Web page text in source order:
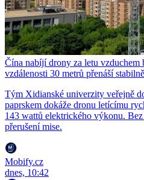
Čína nabíjí drony za letu vzduchem
vzdálenosti 30 metrů přenáší
Tým Xidianské univerzity veřejně
paprskem dokáže dronu letícímu
143 wattů elektrického výkonu.
přerušení mise.
Mobify.cz
dnes, 10:42